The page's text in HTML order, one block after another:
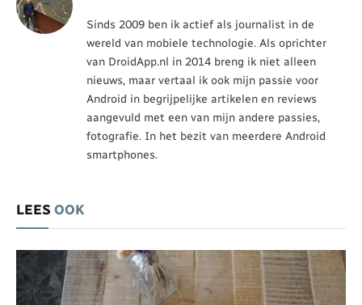
Sinds 2009 ben ik actief als journalist in de
wereld van mobiele technologie. Als oprichter
van DroidApp.nl in 2014 breng ik niet alleen
nieuws, maar vertaal ik ook mijn passie voor
Android in begrijpelijke artikelen en reviews
aangevuld met een van mijn andere passies,
fotografie. In het bezit van meerdere Android
smartphones.
LEES OOK